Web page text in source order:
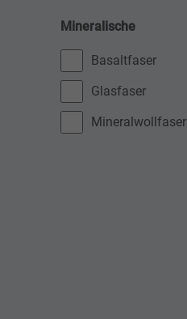
Mineralische
Basaltfaser
Glasfaser
Mineralwollfaser